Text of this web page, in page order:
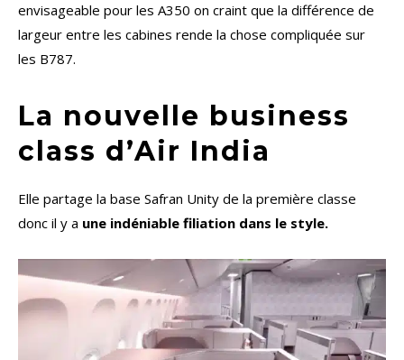
envisageable pour les A350 on craint que la différence de
largeur entre les cabines rende la chose compliquée sur
les B787.
La nouvelle business
class d’Air India
Elle partage la base Safran Unity de la première classe
donc il y a une indéniable filiation dans le style.